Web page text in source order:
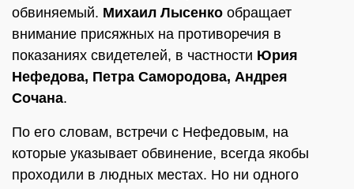
обвиняемый. Михаил Лысенко обращает
внимание присяжных на противоречия в
показаниях свидетелей, в частности Юрия
Нефедова, Петра Самородова, Андрея
Сочана.
По его словам, встречи с Нефедовым, на
которые указывает обвинение, всегда якобы
проходили в людных местах. Но ни одного